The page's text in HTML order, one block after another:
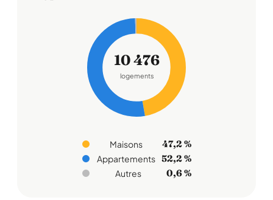
10 476
logements
Maisons 47,2 %
Appartements 52,2 %
Autres 0,6 %